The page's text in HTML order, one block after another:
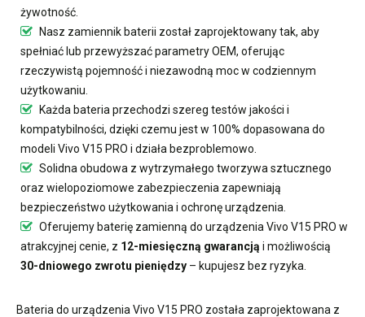
żywotność.
Nasz zamiennik baterii został zaprojektowany tak, aby
spełniać lub przewyższać parametry OEM, oferując
rzeczywistą pojemność i niezawodną moc w codziennym
użytkowaniu.
Każda bateria przechodzi szereg testów jakości i
kompatybilności, dzięki czemu jest w 100% dopasowana do
modeli Vivo V15 PRO i działa bezproblemowo.
Solidna obudowa z wytrzymałego tworzywa sztucznego
oraz wielopoziomowe zabezpieczenia zapewniają
bezpieczeństwo użytkowania i ochronę urządzenia.
Oferujemybaterię zamienną do urządzenia Vivo V15 PRO w
atrakcyjnej cenie, z 12-miesięczną gwarancją i możliwością
30-dniowego zwrotu pieniędzy – kupujesz bez ryzyka.
Bateria do urządzenia Vivo V15 PRO została zaprojektowana z